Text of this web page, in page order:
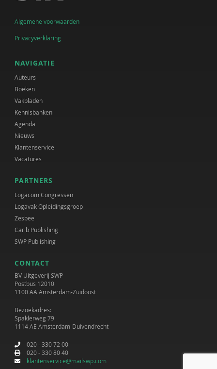
Algemene voorwaarden
Privacyverklaring
NAVIGATIE
Auteurs
Boeken
Vakbladen
Kennisbanken
Agenda
Nieuws
Klantenservice
Vacatures
PARTNERS
Logacom Congressen
Logavak Opleidingsgroep
Zesbee
Carib Publishing
SWP Publishing
CONTACT
BV Uitgeverij SWP
Postbus 12010
1100 AA Amsterdam-Zuidoost
Bezoekadres:
Spaklerweg 79
1114 AE Amsterdam-Duivendrecht
020 - 330 72 00
020 - 330 80 40
klantenservice@mailswp.com